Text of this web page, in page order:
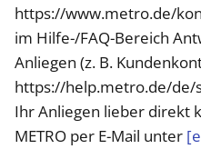
https://www.metro.de/
im Hilfe-/FAQ-Bereich
Anliegen (z. B.
https://help.metro.de/de/
Ihr Anliegen lieber direkt
METRO per E-Mail unter